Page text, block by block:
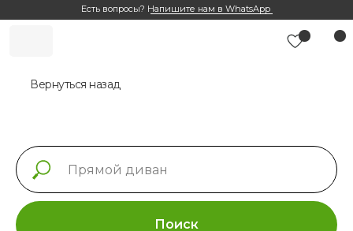
Есть вопросы? Напишите нам в WhatsApp
Вернуться назад
Поиск